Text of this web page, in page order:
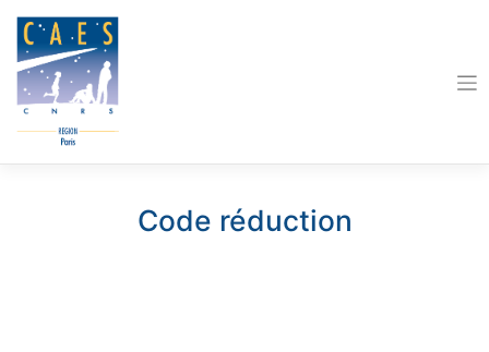
content
Code réduction